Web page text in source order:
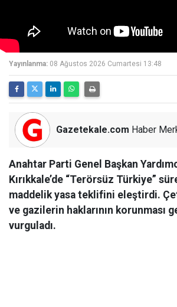
Yayınlanma: 08 Ağustos 2026 Cumartesi 13:48
Gazetekale.com Haber
Anahtar Parti Genel Başkan
Kırıkkale’de “Terörsüz Türkiye”
maddelik yasa teklifini eleştirdi.
ve gazilerin haklarının korunması
vurguladı.